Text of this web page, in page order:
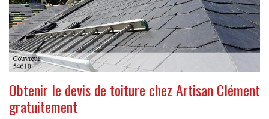
Obtenir le devis de toiture chez Artisan Clément
gratuitement